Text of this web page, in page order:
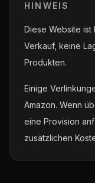
HINWEIS
Diese Website ist
Verkauf, keine
Produkten.
Einige
Amazon. Wenn
eine Provision
zusätzlichen